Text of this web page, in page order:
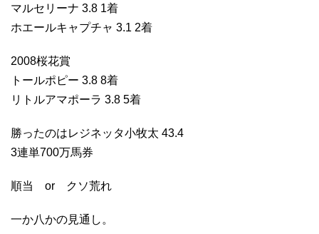
マルセリーナ 3.8 1着
ホエールキャプチャ 3.1 2着
2008桜花賞
トールポピー 3.8 8着
リトルアマポーラ 3.8 5着
勝ったのはレジネッタ小牧太 43.4
3連単700万馬券
順当 or クソ荒れ
一か八かの見通し。